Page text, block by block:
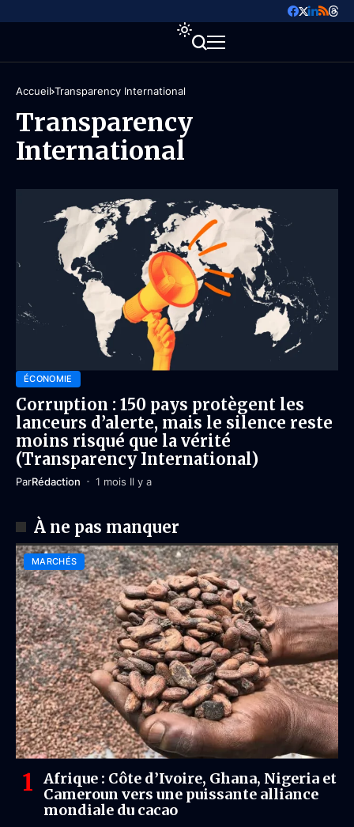
Accueil Transparency International
Transparency
International
ÉCONOMIE
Corruption : 150 pays protègent les
lanceurs d’alerte, mais le silence reste
moins risqué que la vérité
(Transparency International)
ParRédaction 1 mois Il y a
À ne pas manquer
MARCHÉS
Afrique : Côte d’Ivoire, Ghana, Nigeria et
Cameroun vers une puissante alliance
mondiale du cacao